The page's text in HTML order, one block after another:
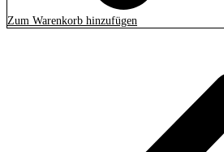
Zum Warenkorb hinzufügen